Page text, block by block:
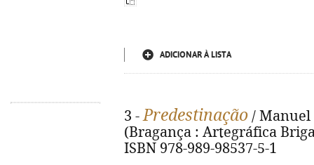
ADICIONAR À LISTA
3 -Predestinação / Manuel
(Bragança : Artegráfica
ISBN 978-989-98537-5-1